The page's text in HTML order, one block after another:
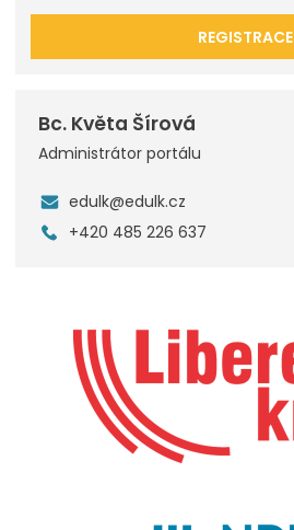
REGISTRACE
Bc. Květa Šírová
Administrátor portálu
edulk@edulk.cz
+420 485 226 637